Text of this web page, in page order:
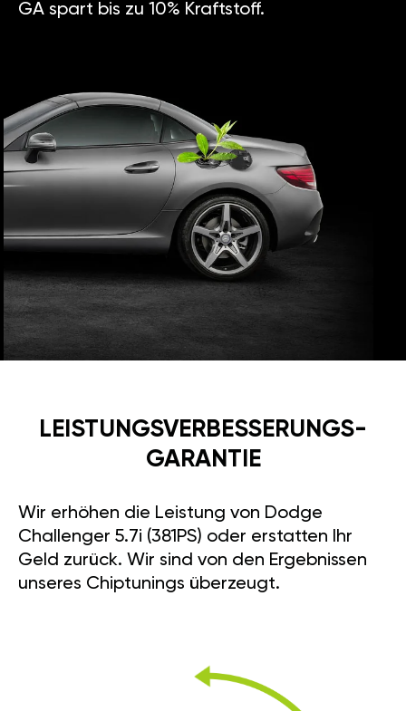
GA spart bis zu 10% Kraftstoff.
LEISTUNGSVERBESSE­RUNGS­
GARANTIE
Wir erhöhen die Leistung von Dodge
Challenger 5.7i (381PS) oder erstatten Ihr
Geld zurück. Wir sind von den Ergebnissen
unseres Chiptunings überzeugt.